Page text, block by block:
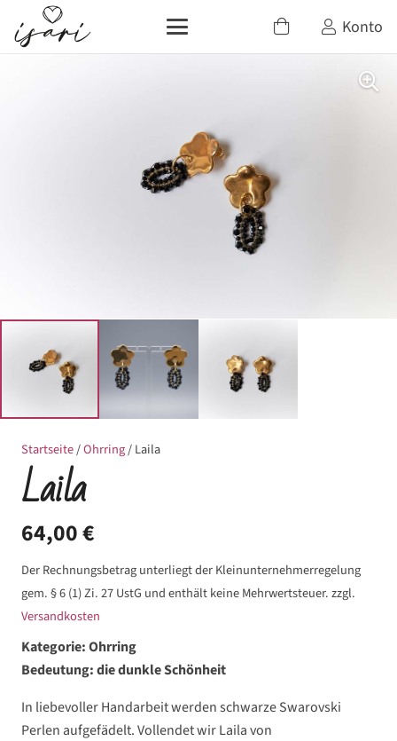
Konto
Startseite/Ohrring/ Laila
Laila
64,00€
Der Rechnungsbetrag unterliegt der Kleinunternehmerregelung
gem. § 6 (1) Zi. 27 UstG und enthält keine Mehrwertsteuer.zzgl.
Versandkosten
Kategorie: Ohrring
Bedeutung: die dunkle Schönheit
In liebevoller Handarbeit werden schwarze Swarovski
Perlen aufgefädelt. Vollendet wir Laila von